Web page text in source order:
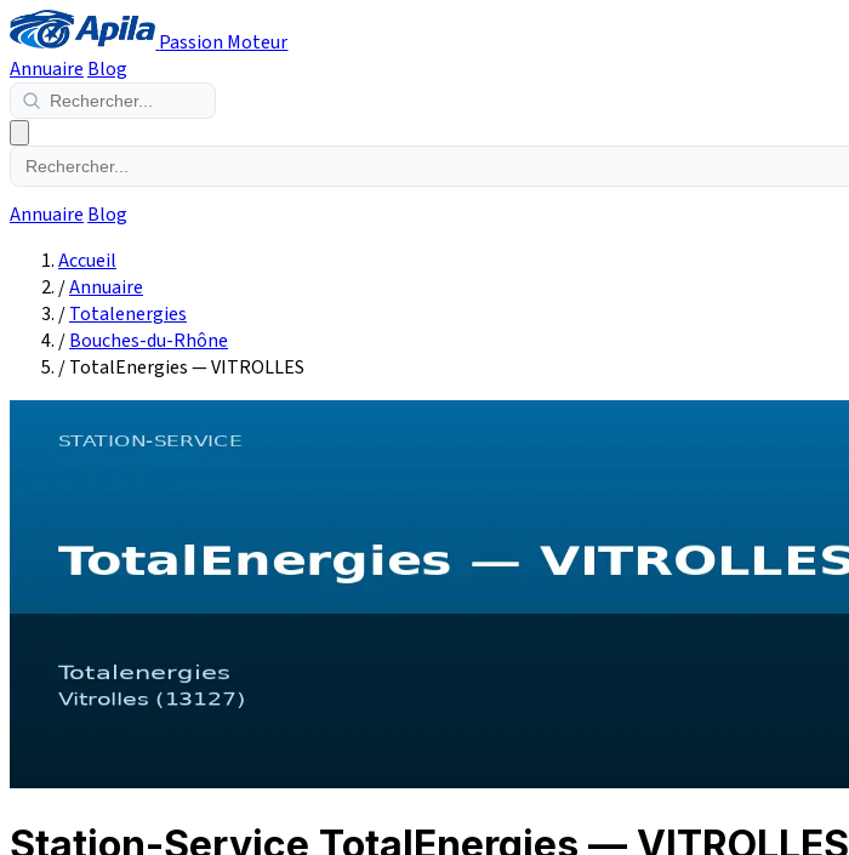
Passion Moteur
Annuaire Blog
Annuaire Blog
Accueil
/Annuaire
/Totalenergies
/Bouches-du-Rhône
/TotalEnergies — VITROLLES
Station-Service TotalEnergies — VITROLLES